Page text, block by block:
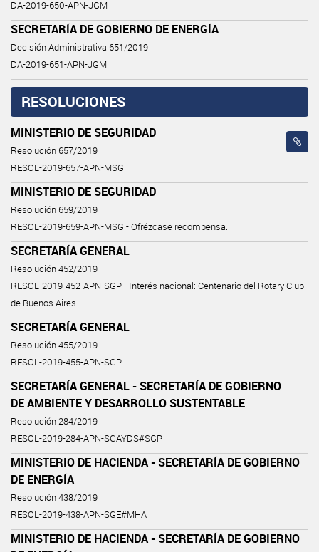
DA-2019-650-APN-JGM
SECRETARÍA DE GOBIERNO DE ENERGÍA
Decisión Administrativa 651/2019
DA-2019-651-APN-JGM
RESOLUCIONES
MINISTERIO DE SEGURIDAD
Resolución 657/2019
RESOL-2019-657-APN-MSG
MINISTERIO DE SEGURIDAD
Resolución 659/2019
RESOL-2019-659-APN-MSG - Ofrézcase recompensa.
SECRETARÍA GENERAL
Resolución 452/2019
RESOL-2019-452-APN-SGP - Interés nacional: Centenario del Rotary Club
de Buenos Aires.
SECRETARÍA GENERAL
Resolución 455/2019
RESOL-2019-455-APN-SGP
SECRETARÍA GENERAL - SECRETARÍA DE GOBIERNO
DE AMBIENTE Y DESARROLLO SUSTENTABLE
Resolución 284/2019
RESOL-2019-284-APN-SGAYDS#SGP
MINISTERIO DE HACIENDA - SECRETARÍA DE GOBIERNO
DE ENERGÍA
Resolución 438/2019
RESOL-2019-438-APN-SGE#MHA
MINISTERIO DE HACIENDA - SECRETARÍA DE GOBIERNO